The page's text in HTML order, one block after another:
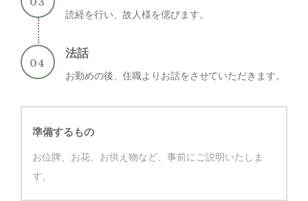
読経を行い、故人様を偲びます。
法話
お勤めの後、住職よりお話をさせていただきます。
準備するもの
お位牌、お花、お供え物など、事前にご説明いたしま
す。